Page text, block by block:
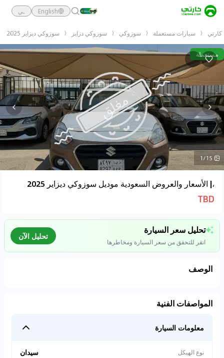
English ـي
كارتي سيارات مستعملة سوزوكي سوزوكي دزاير سوزوكي ديزاير 2025
مستعملة
1/15
،| الأسعار والعروض السعودية موديل سوزوكي ديزاير 2025
TBD
تحليل سعر السيارة
انقر للتحقق من سعر السيارة ومخاطرها
تحليل الآن
الوصف
المواصفات الفنية
معلومات السيارة
نوع الهيكل سيدان